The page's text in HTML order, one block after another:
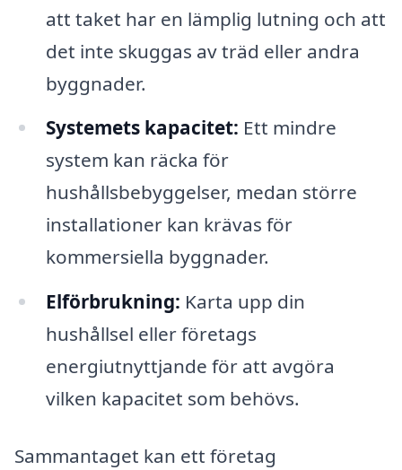
att taket har en lämplig lutning och att
det inte skuggas av träd eller andra
byggnader.
Systemets kapacitet: Ett mindre
system kan räcka för
hushållsbebyggelser, medan större
installationer kan krävas för
kommersiella byggnader.
Elförbrukning: Karta upp din
hushållsel eller företags
energiutnyttjande för att avgöra
vilken kapacitet som behövs.
Sammantaget kan ett företag